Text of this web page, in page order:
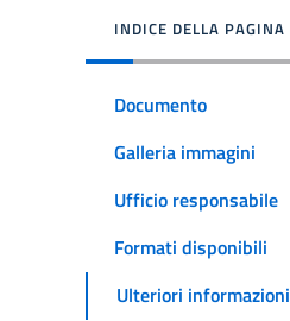
INDICE DELLA PAGINA
Documento
Galleria immagini
Ufficio responsabile
Formati disponibili
Ulteriori informazioni